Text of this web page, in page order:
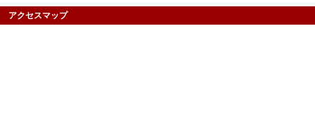
アクセスマップ